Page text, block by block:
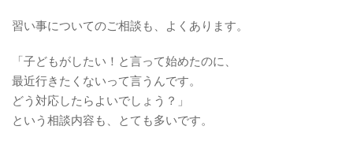
習い事についてのご相談も、よくあります。
「子どもがしたい！と言って始めたのに、
最近行きたくないって言うんです。
どう対応したらよいでしょう？」
という相談内容も、とても多いです。